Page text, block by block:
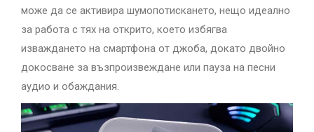
може да се активира шумопотискането, нещо идеално
за работа с тях на открито, което избягва
изваждането на смартфона от джоба, докато двойно
докосване за възпроизвеждане или пауза на песни
аудио и обаждания.